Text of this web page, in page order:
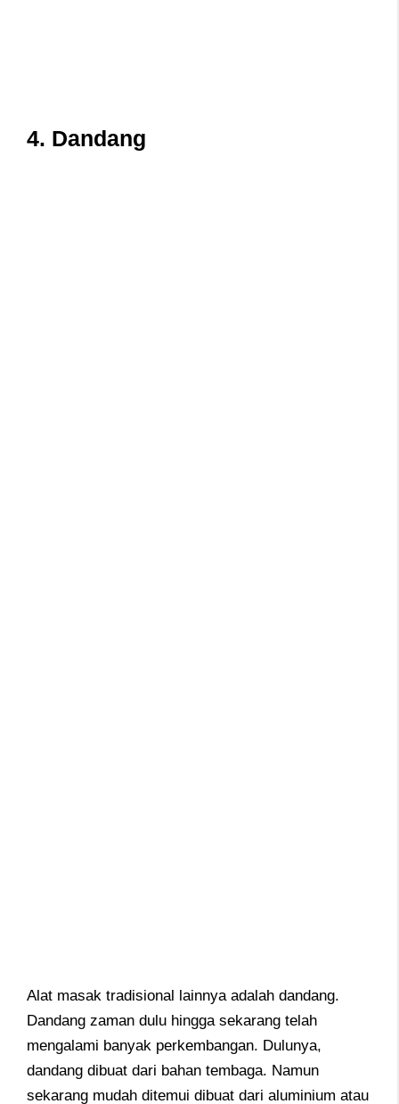
4. Dandang
Alat masak tradisional lainnya adalah dandang.
Dandang zaman dulu hingga sekarang telah
mengalami banyak perkembangan. Dulunya,
dandang dibuat dari bahan tembaga. Namun
sekarang mudah ditemui dibuat dari aluminium atau